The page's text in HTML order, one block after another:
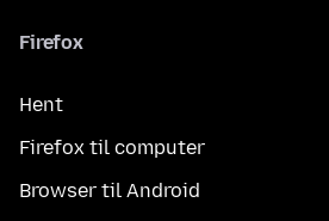
Firefox
Hent
Firefox til computer
Browser til Android